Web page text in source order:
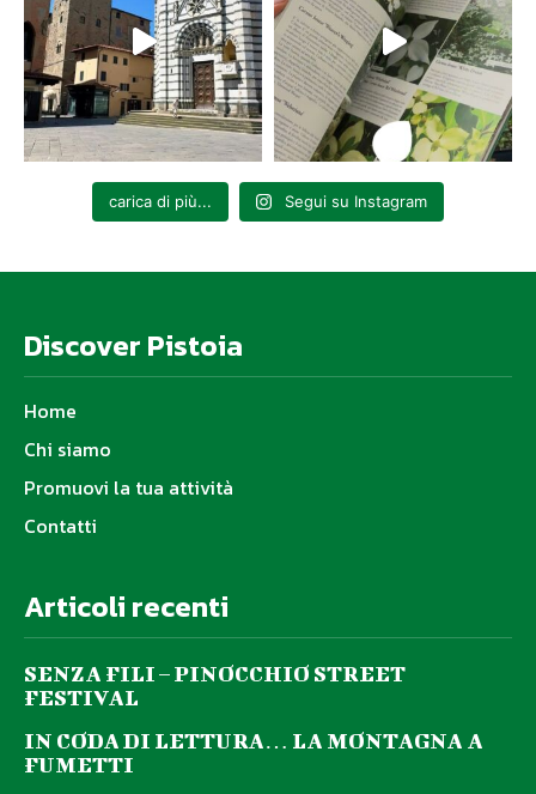
carica di più... Segui su Instagram
Discover Pistoia
Home
Chi siamo
Promuovi la tua attività
Contatti
Articoli recenti
SENZA FILI – PINOCCHIO STREET
FESTIVAL
IN CODA DI LETTURA… LA MONTAGNA A
FUMETTI